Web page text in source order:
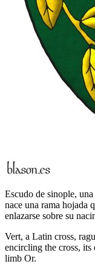
Escudo de sinople,
nace una rama hojada
enlazarse sobre su
Vert, a Latin cross,
encircling the cross,
limb Or.